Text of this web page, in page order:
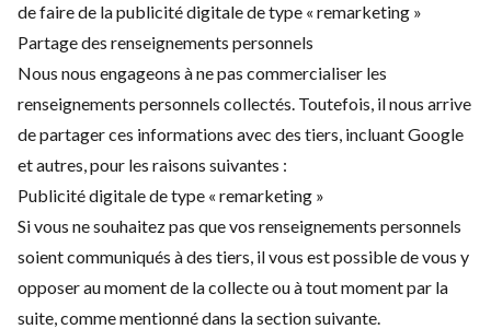
de faire de la publicité digitale de type « remarketing »
Partage des renseignements personnels
Nous nous engageons à ne pas commercialiser les
renseignements personnels collectés. Toutefois, il nous arrive
de partager ces informations avec des tiers, incluant Google
et autres, pour les raisons suivantes :
Publicité digitale de type « remarketing »
Si vous ne souhaitez pas que vos renseignements personnels
soient communiqués à des tiers, il vous est possible de vous y
opposer au moment de la collecte ou à tout moment par la
suite, comme mentionné dans la section suivante.